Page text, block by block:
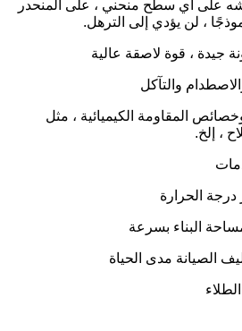
على أي سطح منحني ، على المنحدر
، لن يؤدي إلى الترهل.
جيدة ، قوة لاصقة عالية
والتآكل
المقاومة الكيميائية ، مثل
، إلخ.
درجة الحرارة
البناء بسرعة
الصيانة مدى الحياة